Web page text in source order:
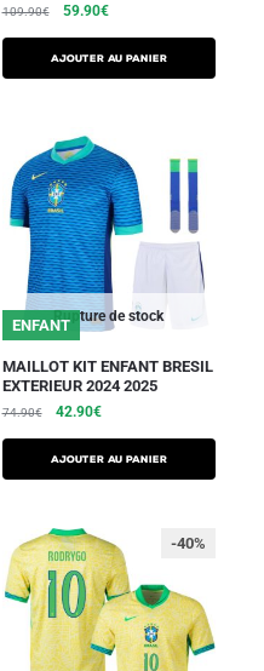
109.90€ 59.90€
AJOUTER AU PANIER
Rupture de stock
ENFANT
MAILLOT KIT ENFANT BRESIL
EXTERIEUR 2024 2025
74.90€ 42.90€
AJOUTER AU PANIER
-40%